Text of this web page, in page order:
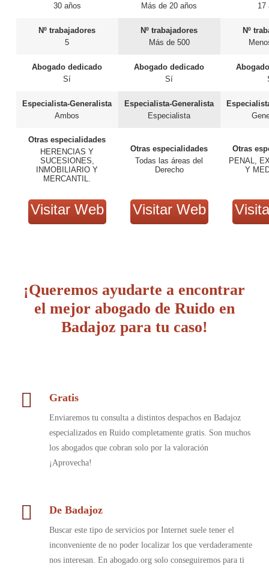
30 años
Nº trabajadores
5
Abogado dedicado
Sí
Especialista-Generalista
Ambos
Otras especialidades
HERENCIAS Y
SUCESIONES,
INMOBILIARIO Y
MERCANTIL.
Visitar Web
Más de 20 años
Nº trabajadores
Más de 500
Abogado dedicado
Sí
Especialista-Generalista
Especialista
Otras especialidades
Todas las áreas del
Derecho
Visitar Web
17
Nº
Otras
PENAL,
Y
¡Queremos ayudarte a encontrar
el mejor abogado de Ruido en
Badajoz para tu caso!
Gratis
Enviaremos tu consulta a distintos despachos en Badajoz
especializados en Ruido completamente gratis. Son muchos
los abogados que cobran solo por la valoración
¡Aprovecha!
De Badajoz
Buscar este tipo de servicios por Internet suele tener el
inconveniente de no poder localizar los que verdaderamente
nos interesan. En abogado.org solo conseguiremos para ti